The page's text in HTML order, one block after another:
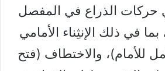
الذراع في المفصل
في ذلك الإنثِناء الأمامي
للأمام)، والاختطاف (فتح